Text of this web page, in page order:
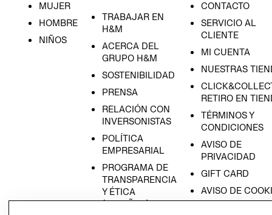
MUJER
HOMBRE
NIÑOS
TRABAJAR EN
H&M
ACERCA DEL
GRUPO H&M
SOSTENIBILIDAD
PRENSA
RELACIÓN CON
INVERSONISTAS
POLÍTICA
EMPRESARIAL
PROGRAMA DE
TRANSPARENCIA
Y ÉTICA
(ESPAÑOL)
CONTACTO
SERVICIO AL
CLIENTE
MI CUENTA
NUESTRAS
RETIRO EN
TÉRMINOS Y
CONDICIONES
AVISO DE
PRIVACIDAD
GIFT CARD
AVISO DE